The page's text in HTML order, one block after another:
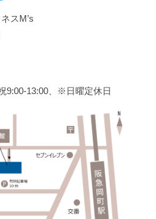
スM’s
9:00-13:00、※日曜定休日